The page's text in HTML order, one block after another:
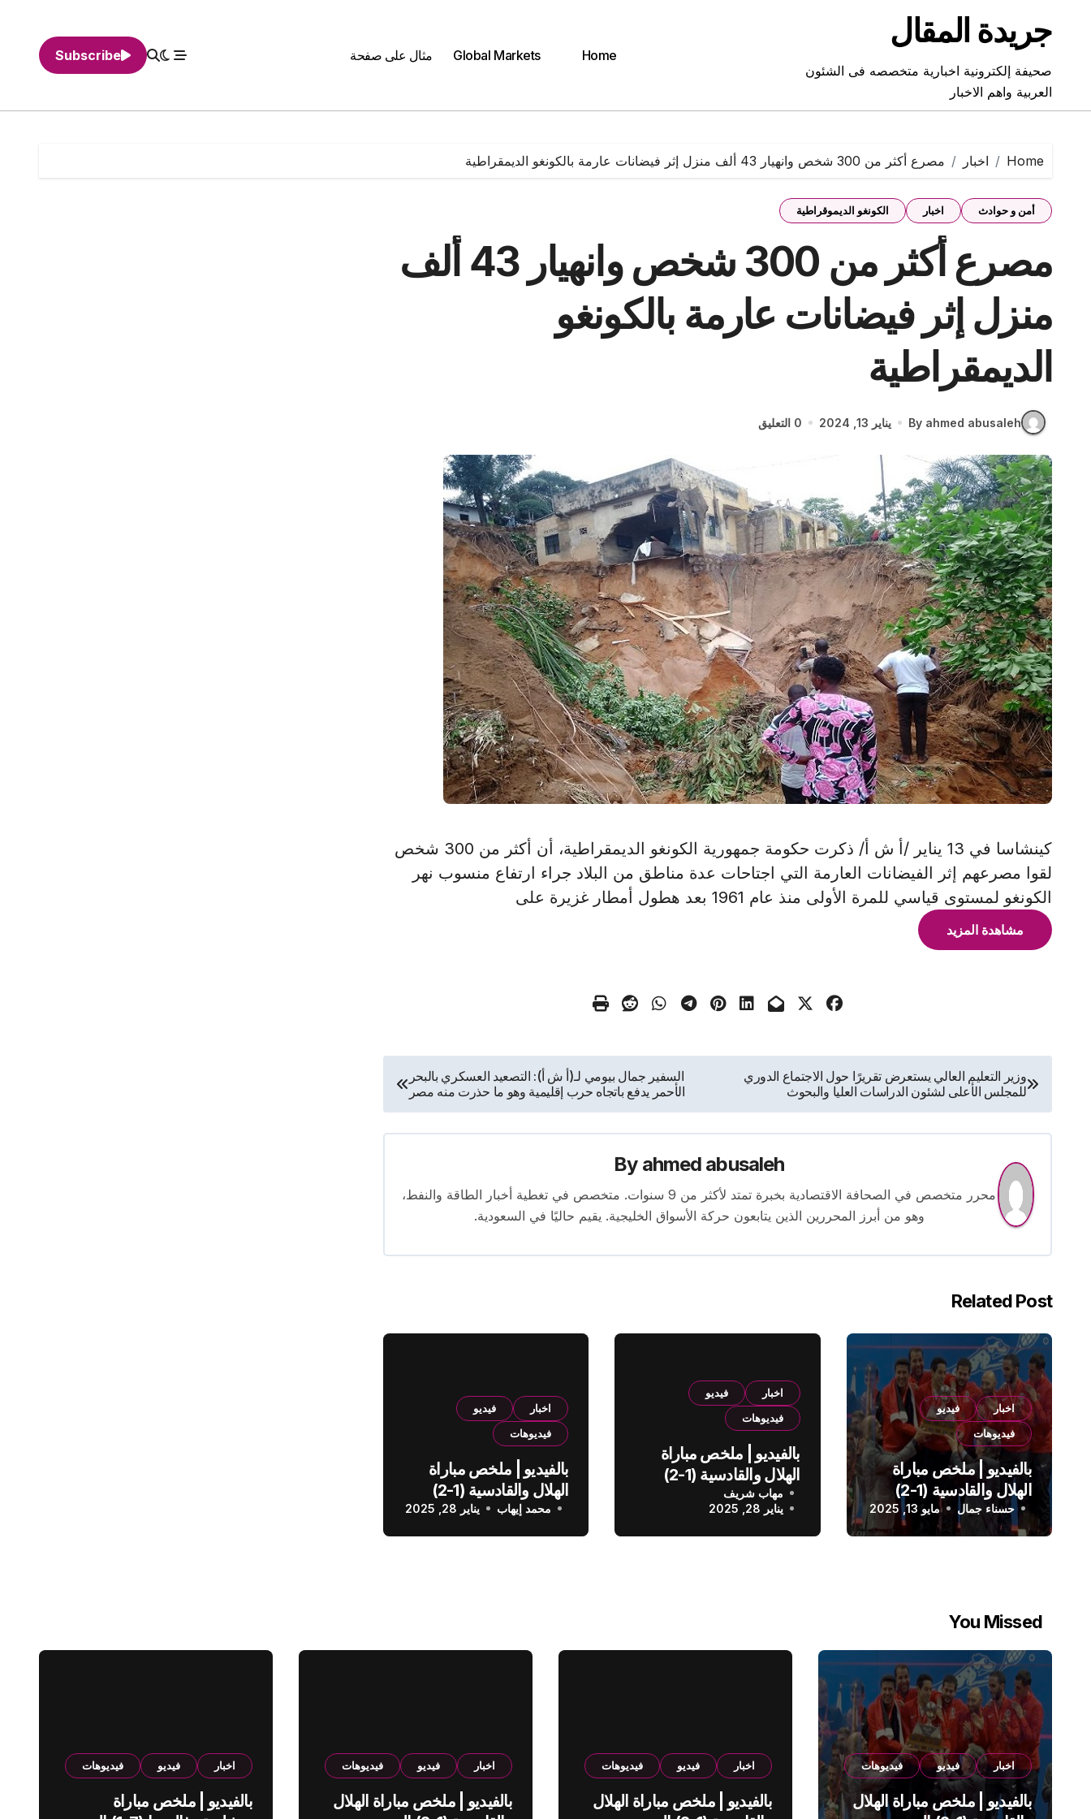
contentجريدة المقال
صحيفة إلكترونية اخبارية متخصصه فى الشئون
العربية واهم الاخبار
Home
Global Markets مثال على صفحة Subscribe
Home اخبار مصرع أكثر من 300 شخص وانهيار 43 ألف منزل إثر فيضانات عارمة بالكونغو الديمقراطية
أمن و حوادث اخبار الكونغو الديموقراطية
مصرع أكثر من 300 شخص وانهيار 43 ألف
منزل إثر فيضانات عارمة بالكونغو
الديمقراطية
By ahmed abusaleh يناير 13, 2024 0 التعليق
كينشاسا في 13 يناير /أ ش أ/ ذكرت حكومة جمهورية الكونغو الديمقراطية، أن أكثر من 300 شخص
لقوا مصرعهم إثر الفيضانات العارمة التي اجتاحات عدة مناطق من البلاد جراء ارتفاع منسوب نهر
الكونغو لمستوى قياسي للمرة الأولى منذ عام 1961 بعد هطول أمطار غزيرة على
مشاهدة المزيد
تصفّح
المقالات
وزير التعليم العالي يستعرض تقريرًا حول الاجتماع الدوري
للمجلس الأعلى لشئون الدراسات العليا والبحوث
السفير جمال بيومي لـ(أ ش أ): التصعيد العسكري بالبحر
الأحمر يدفع باتجاه حرب إقليمية وهو ما حذرت منه مصر
By ahmed abusaleh
محرر متخصص في الصحافة الاقتصادية بخبرة تمتد لأكثر من 9 سنوات. متخصص في تغطية أخبار الطاقة والنفط،
وهو من أبرز المحررين الذين يتابعون حركة الأسواق الخليجية. يقيم حاليًا في السعودية.
Related Post
اخبار
فيديو
فيديوهات
بالفيديو | ملخص مباراة
الهلال والقادسية (1-2)
الدوري السعودي
حسناء جمال مايو 13, 2025
اخبار
فيديو
فيديوهات
بالفيديو | ملخص مباراة
الهلال والقادسية (1-2)
الدوري السعودي
مهاب شريف
يناير 28, 2025
اخبار
فيديو
فيديوهات
بالفيديو | ملخص مباراة
الهلال والقادسية (1-2)
الدوري السعودي
محمد إيهاب يناير 28, 2025
You Missed
اخبار فيديو فيديوهات
بالفيديو | ملخص مباراة الهلال
اخبار فيديو فيديوهات
بالفيديو | ملخص مباراة الهلال
اخبار فيديو فيديوهات
بالفيديو | ملخص مباراة الهلال
اخبار فيديو فيديوهات
بالفيديو | ملخص مباراة